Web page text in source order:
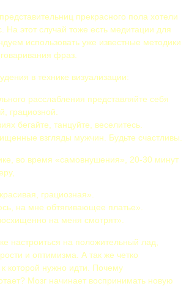
прекрасного пола хотели
На этот случай тоже есть медитации для
использовать уже известные методики
фраз.
в технике визуализации:
расслабления представляйте себя
грациозной.
бегайте, танцуйте, веселитесь.
взгляды мужчин. Будьте счастливы.
во время «самовнушения», 20-30 минут
грациозная».
на мне обтягивающее платье».
на меня смотрят».
настроиться на положительный лад,
и оптимизма. А так же четко
к которой нужно идти. Почему
Мозг начинает воспринимать новую